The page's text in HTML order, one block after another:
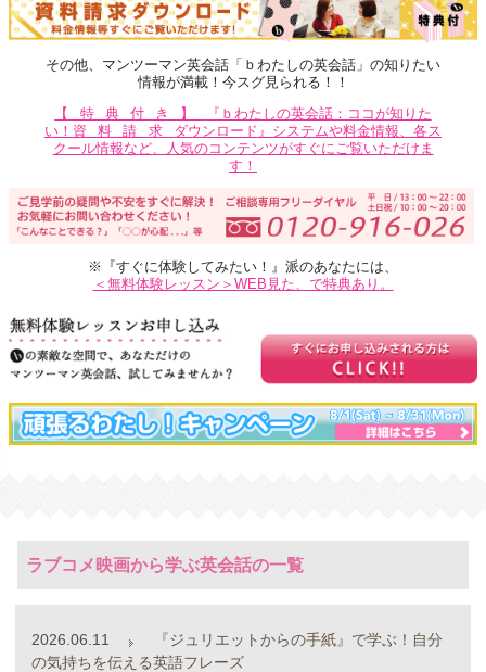
その他、マンツーマン英会話「ｂわたしの英会話」の知りたい
情報が満載！今スグ見られる！！
【特典付き】
『ｂわたしの英会話：ココが知りた
い！ 資料請求 ダウンロード』システムや料金情報、各ス
クール情報など、人気のコンテンツがすぐにご覧いただけま
す！
※『すぐに体験してみたい！』派のあなたには、
＜無料体験レッスン＞WEB見た、で特典あり。
ラブコメ映画から学ぶ英会話の一覧
2026.06.11
『ジュリエットからの手紙』で学ぶ！自分
の気持ちを伝える英語フレーズ